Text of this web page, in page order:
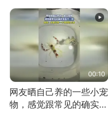
教！
00:10
网友晒自己养的一些小宠
物，感觉跟常见的确实有